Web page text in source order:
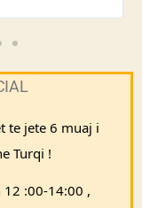
te jete 6 muaj i
Turqi !
12 :00-14:00 ,